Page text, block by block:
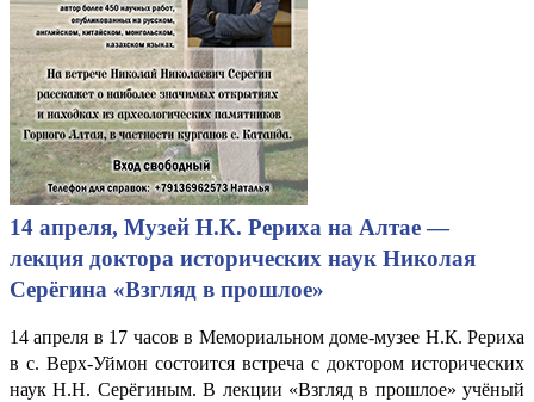
14 апреля, Музей Н.К. Рериха на Алтае —
лекция доктора исторических наук Николая
Серёгина «Взгляд в прошлое»
14 апреля в 17 часов в Мемориальном доме-музее Н.К. Рериха
в с. Верх-Уймон состоится встреча с доктором исторических
наук Н.Н. Серёгиным. В лекции «Взгляд в прошлое» учёный